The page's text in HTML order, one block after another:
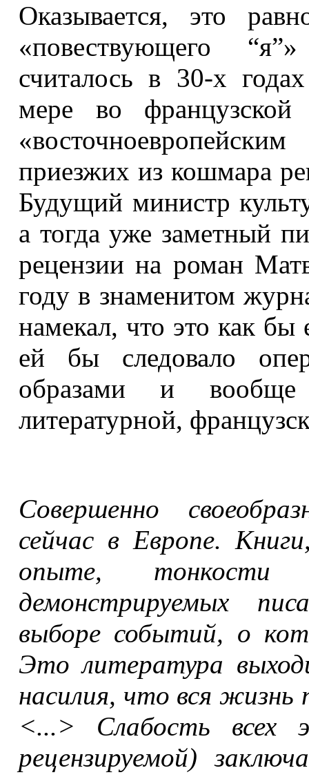
Оказывается, это
«повествующего
считалось в 30‑х
мере во французской
приезжих из кошмара
Будущий министр
а тогда уже заметный
рецензии на роман
году в знаменитом
намекал, что это как бы
ей бы следовало
образами и вообще
литературной,
Совершенно
сейчас в Европе.
опыте, тонкости
демонстрируемых
выборе событий, о
Это литература
насилия, что вся жизнь
<...> Слабость
рецензируемой)